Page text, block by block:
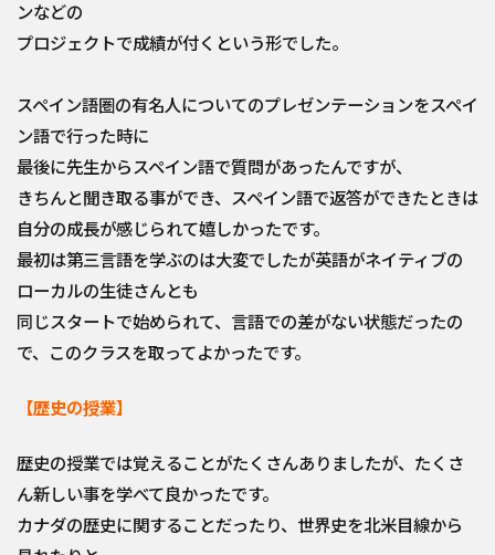
ンなどの
プロジェクトで成績が付くという形でした。
スペイン語圏の有名人についてのプレゼンテーションをスペイ
ン語で行った時に
最後に先生からスペイン語で質問があったんですが、
きちんと聞き取る事ができ、スペイン語で返答ができたときは
自分の成長が感じられて嬉しかったです。
最初は第三言語を学ぶのは大変でしたが英語がネイティブの
ローカルの生徒さんとも
同じスタートで始められて、言語での差がない状態だったの
で、このクラスを取ってよかったです。
【歴史の授業】
歴史の授業では覚えることがたくさんありましたが、たくさ
ん新しい事を学べて良かったです。
カナダの歴史に関することだったり、世界史を北米目線から